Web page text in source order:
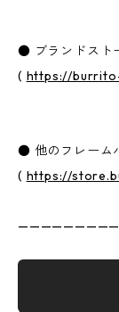
● ブランドスト
( https://
● 他のフレーム
( https://